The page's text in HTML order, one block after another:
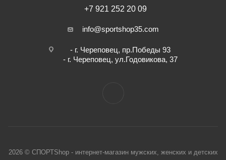
+7 921 252 20 09
info@sportshop35.com
- г. Череповец, пр.Победы 93
- г. Череповец, ул.Годовикова, 37
2026 © СПОРТShop - интернет-магазин мужских, женских и детских